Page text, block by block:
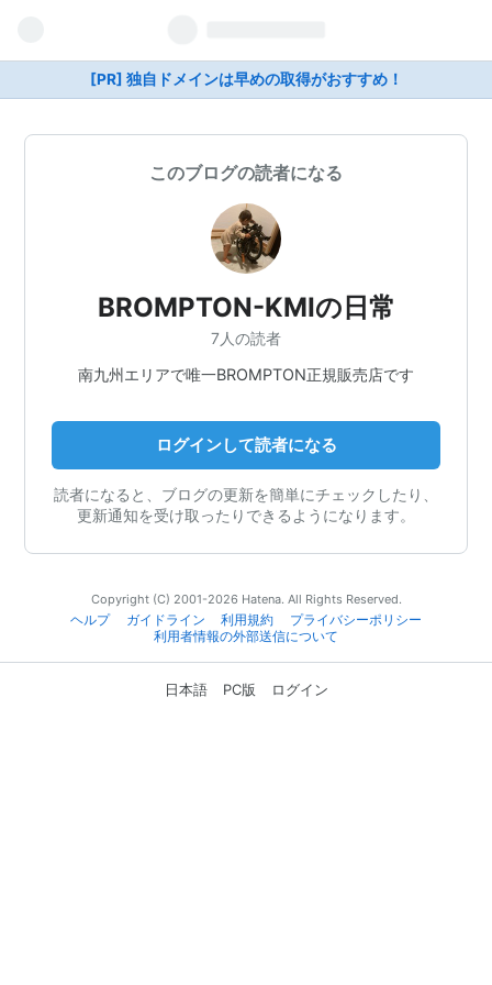
[PR] 独自ドメインは早めの取得がおすすめ！
このブログの読者になる
BROMPTON-KMIの日常
7人の読者
南九州エリアで唯一BROMPTON正規販売店です
ログインして読者になる
読者になると、ブログの更新を簡単にチェックしたり、
更新通知を受け取ったりできるようになります。
Copyright (C) 2001-2026 Hatena. All Rights Reserved.
ヘルプ
ガイドライン 利用規約
プライバシーポリシー
利用者情報の外部送信について
日本語 PC版 ログイン